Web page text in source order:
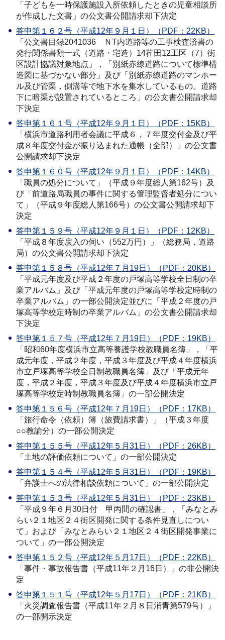
「子どもを一時保護施設入所依頼したときの児童相談所
が作成した文書」の公文書公開請求却下決定
答申第１６２号（平成12年９月１日）（PDF：22KB）
「公文書目録2041036 ＮT内道路等の工事検査済書の
発行関係書類一式（道路・宅造）14荏田12工区（7）街
区設計協議対象地点」，「別紙赤線道路について標準構
造図に基づかない部分」及び「別紙赤線道路のマンホー
ル及び管渠，側溝等で地下水を集水しているもの。道路
下に暗渠が設置されているところ」の公文書公開請求却
下決定
答申第１６１号（平成12年９月１日）（PDF：15KB）
「横浜市道路利用者会議に平成６，７年度交付金及び平
成８年度交付金が振り込まれた通帳（全部）」の公文書
公開請求却下決定
答申第１６０号（平成12年９月１日）（PDF：14KB）
「職員の処分について」（平成９年度総人第162号）及
び「前道路局職員の事件に関する管理監督者処分につい
て」（平成９年度総人第166号）の公文書公開請求却下
決定
答申第１５９号（平成12年９月１日）（PDF：12KB）
「平成８年度戻入の伺い（552万円）」（総務局，道路
局）の公文書公開請求却下決定
答申第１５８号（平成12年７月19日）（PDF：20KB）
「平成元年度及び平成２年度の戸塚高等学校全日制の卒
業アルバム」及び「平成元年度の戸塚高等学校定時制の
卒業アルバム」の一部公開決定並びに「平成２年度の戸
塚高等学校定時制の卒業アルバム」の公文書公開請求却
下決定
答申第１５７号（平成12年７月19日）（PDF：19KB）
「昭和60年度横浜市立高等養護学校教職員名簿」，「平
成元年度，平成２年度，平成３年度及び平成４年度横浜
市立戸塚高等学校全日制教職員名簿」及び「平成元年
度，平成２年度，平成３年度及び平成４年度横浜市立戸
塚高等学校定時制教職員名簿」の一部公開決定
答申第１５６号（平成12年７月19日）（PDF：17KB）
「旅行命令（依頼）簿（旅費請求書）」（平成３年度
○○教諭分）の一部公開決定
答申第１５５号（平成12年５月31日）（PDF：26KB）
「土地の評価依頼について」の一部公開決定
答申第１５４号（平成12年５月31日）（PDF：19KB）
「弁護士への法律相談依頼について」の一部公開決定
答申第１５３号（平成12年５月31日）（PDF：23KB）
「平成９年６月30日付 甲丙間の確認書」，「みなとみ
らい２１地区２４街区開発に関する条件見直しについ
て」および「みなとみらい２１地区２４街区開発事業に
ついて」の一部公開決定
答申第１５２号（平成12年５月17日）（PDF：22KB）
「事件・事故報告書（平成11年２月16日）」の非公開決
定
答申第１５１号（平成12年５月17日）（PDF：21KB）
「火災調査報告書（平成11年２月８日消青第579号）」
の一部開示決定